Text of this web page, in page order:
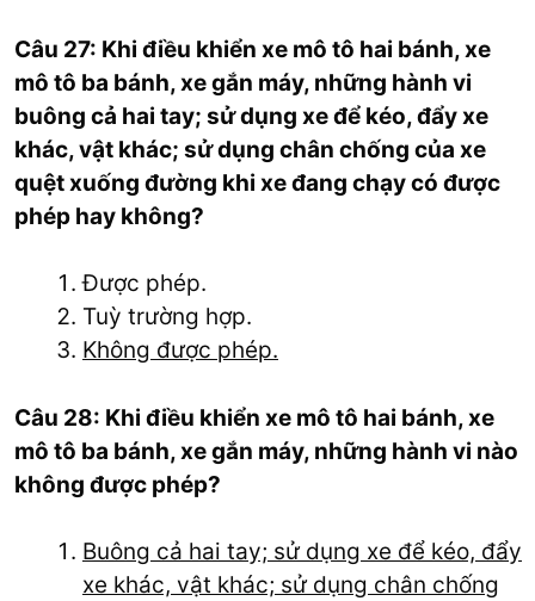
Câu 27: Khi điều khiển xe mô tô hai bánh, xe
mô tô ba bánh, xe gắn máy, những hành vi
buông cả hai tay; sử dụng xe để kéo, đẩy xe
khác, vật khác; sử dụng chân chống của xe
quệt xuống đường khi xe đang chạy có được
phép hay không?
Được phép.
Tuỳ trường hợp.
Không được phép.
Câu 28: Khi điều khiển xe mô tô hai bánh, xe
mô tô ba bánh, xe gắn máy, những hành vi nào
không được phép?
Buông cả hai tay; sử dụng xe để kéo, đẩy
xe khác, vật khác; sử dụng chân chống